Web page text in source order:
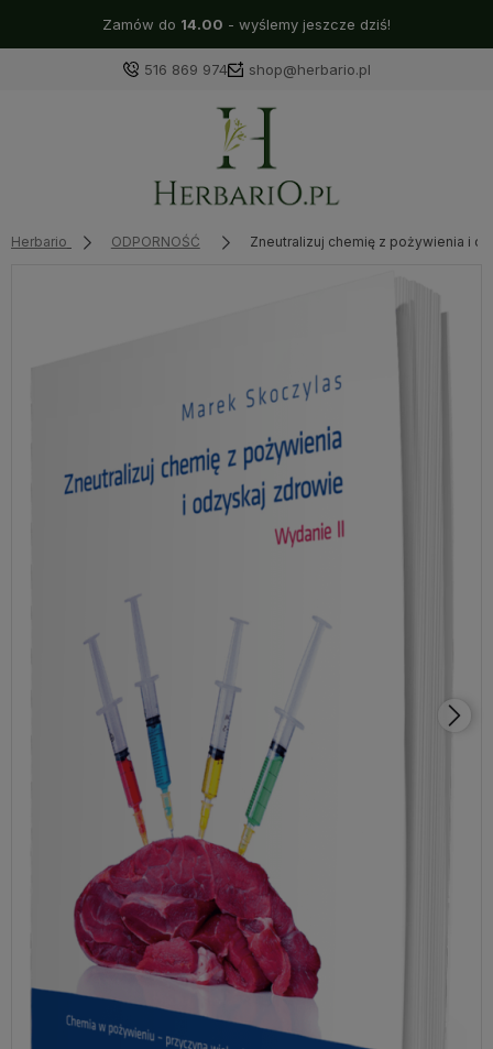
Zamów do 14.00 - wyślemy jeszcze dziś!
516 869 974 shop@herbario.pl
Herbario ODPORNOŚĆ Zneutralizuj chemię z pożywienia i